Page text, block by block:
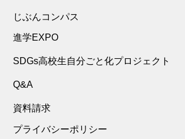
じぶんコンパス
進学EXPO
SDGs高校生自分ごと化プロジェクト
Q&A
資料請求
プライバシーポリシー